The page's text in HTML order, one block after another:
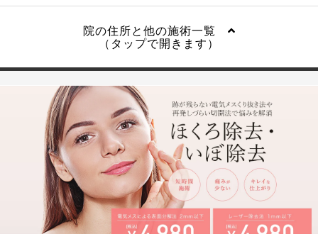
院の住所と他の施術一覧
（タップで開きます）